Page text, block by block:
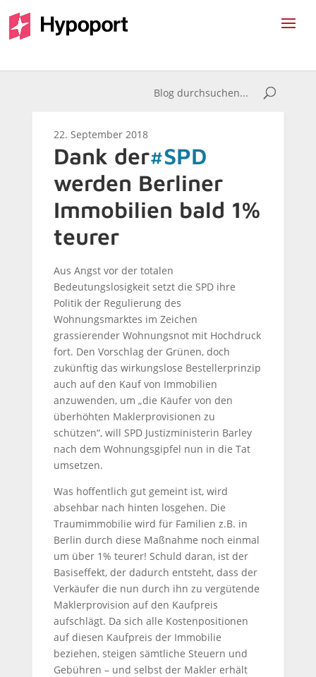
22. September 2018
Dank der#SPD
werden Berliner
Immobilien bald 1%
teurer
Aus Angst vor der totalen
Bedeutungslosigkeit setzt die SPD ihre
Politik der Regulierung des
Wohnungsmarktes im Zeichen
grassierender Wohnungsnot mit Hochdruck
fort. Den Vorschlag der Grünen, doch
zukünftig das wirkungslose Bestellerprinzip
auch auf den Kauf von Immobilien
anzuwenden, um „die Käufer von den
überhöhten Maklerprovisionen zu
schützen“, will SPD Justizministerin Barley
nach dem Wohnungsgipfel nun in die Tat
umsetzen.
Was hoffentlich gut gemeint ist, wird
absehbar nach hinten losgehen. Die
Traumimmobilie wird für Familien z.B. in
Berlin durch diese Maßnahme noch einmal
um über 1% teurer! Schuld daran, ist der
Basiseffekt, der dadurch entsteht, dass der
Verkäufer die nun durch ihn zu vergütende
Maklerprovision auf den Kaufpreis
aufschlägt. Da sich alle Kostenpositionen
auf diesen Kaufpreis der Immobilie
beziehen, steigen sämtliche Steuern und
Gebühren – und selbst der Makler erhält